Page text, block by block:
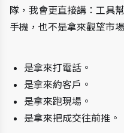
隊，我會更直接講：工具
手機，也不是拿來觀望市場
是拿來打電話。
是拿來約客戶。
是拿來跑現場。
是拿來把成交往前推。